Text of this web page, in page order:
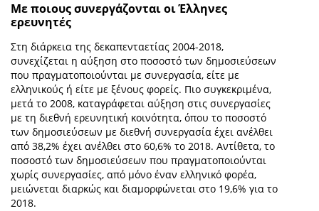
Με ποιους συνεργάζονται οι Έλληνες
ερευνητές
Στη διάρκεια της δεκαπενταετίας 2004-2018,
συνεχίζεται η αύξηση στο ποσοστό των δημοσιεύσεων
που πραγματοποιούνται με συνεργασία, είτε με
ελληνικούς ή είτε με ξένους φορείς. Πιο συγκεκριμένα,
μετά το 2008, καταγράφεται αύξηση στις συνεργασίες
με τη διεθνή ερευνητική κοινότητα, όπου το ποσοστό
των δημοσιεύσεων με διεθνή συνεργασία έχει ανέλθει
από 38,2% έχει ανέλθει στο 60,6% το 2018. Αντίθετα, το
ποσοστό των δημοσιεύσεων που πραγματοποιούνται
χωρίς συνεργασίες, από μόνο έναν ελληνικό φορέα,
μειώνεται διαρκώς και διαμορφώνεται στο 19,6% για το
2018.